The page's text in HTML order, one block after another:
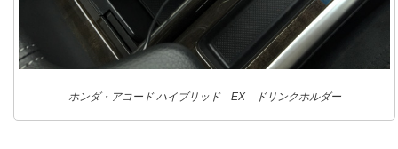
ホンダ・アコード ハイブリッド EX ドリンクホルダー